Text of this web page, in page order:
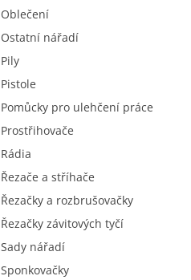
Oblečení
Ostatní nářadí
Pily
Pistole
Pomůcky pro ulehčení práce
Prostřihovače
Rádia
Řezače a stříhače
Řezačky a rozbrušovačky
Řezačky závitových tyčí
Sady nářadí
Sponkovačky